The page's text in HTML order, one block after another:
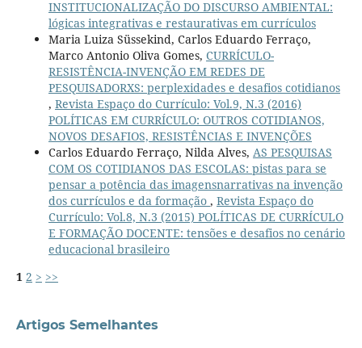
INSTITUCIONALIZAÇÃO DO DISCURSO AMBIENTAL:
lógicas integrativas e restaurativas em currículos
Maria Luiza Süssekind, Carlos Eduardo Ferraço,
Marco Antonio Oliva Gomes, CURRÍCULO-
RESISTÊNCIA-INVENÇÃO EM REDES DE
PESQUISADORXS: perplexidades e desafios cotidianos
, Revista Espaço do Currículo: Vol.9, N.3 (2016)
POLÍTICAS EM CURRÍCULO: OUTROS COTIDIANOS,
NOVOS DESAFIOS, RESISTÊNCIAS E INVENÇÕES
Carlos Eduardo Ferraço, Nilda Alves, AS PESQUISAS
COM OS COTIDIANOS DAS ESCOLAS: pistas para se
pensar a potência das imagensnarrativas na invenção
dos currículos e da formação , Revista Espaço do
Currículo: Vol.8, N.3 (2015) POLÍTICAS DE CURRÍCULO
E FORMAÇÃO DOCENTE: tensões e desafios no cenário
educacional brasileiro
1 2 > >>
Artigos Semelhantes